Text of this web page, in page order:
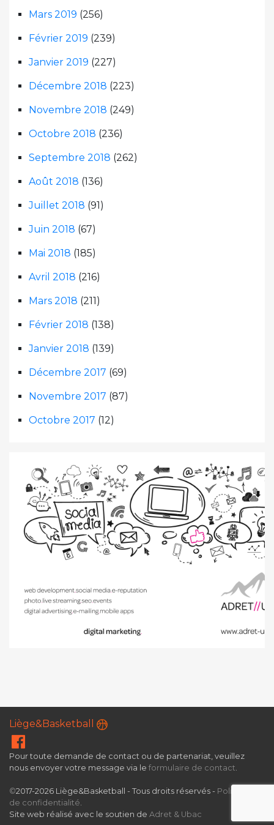
Mars 2019 (256)
Février 2019 (239)
Janvier 2019 (227)
Décembre 2018 (223)
Novembre 2018 (249)
Octobre 2018 (236)
Septembre 2018 (262)
Août 2018 (136)
Juillet 2018 (91)
Juin 2018 (67)
Mai 2018 (185)
Avril 2018 (216)
Mars 2018 (211)
Février 2018 (138)
Janvier 2018 (139)
Décembre 2017 (69)
Novembre 2017 (87)
Octobre 2017 (12)
Liège&Basketball
Pour toute demande de contact ou de partenariat, veuillez
nous envoyer votre message via le formulaire de contact.
©2017-2026 Liège&Basketball - Tous droits réservés - Politique
de confidentialité.
Site web réalisé avec le soutien de Adret & Ubac